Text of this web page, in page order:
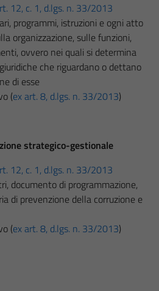
12, c. 1, d.lgs. n. 33/2013
programmi, istruzioni e ogni atto
organizzazione, sulle funzioni,
ovvero nei quali si determina
che riguardano o dettano
di esse
(ex art. 8, d.lgs. n. 33/2013)
strategico-gestionale
12, c. 1, d.lgs. n. 33/2013
documento di programmazione,
di prevenzione della corruzione e
(ex art. 8, d.lgs. n. 33/2013)